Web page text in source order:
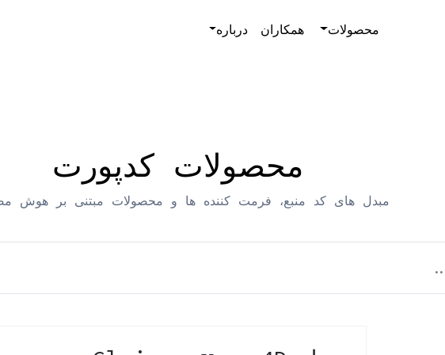
محصولات همکاران درباره
محصولات کدپورت
مبدل های کد منبع، فرمت کننده ها و محصولات مبتنی بر هوش